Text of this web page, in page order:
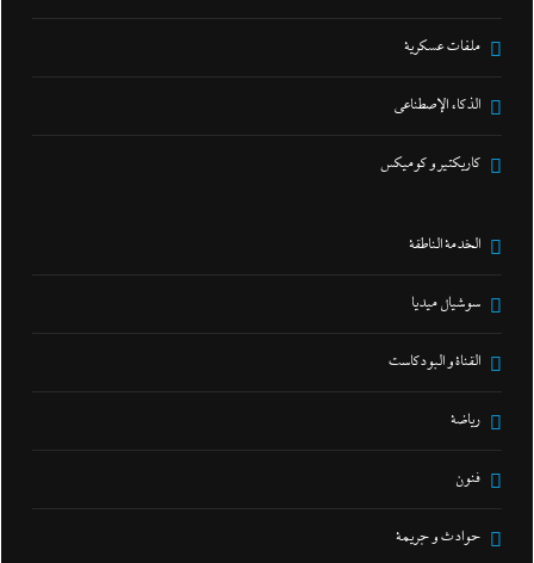
ملفات عسكرية
الذكاء الإصطناعي
كاريكتير و كوميكس
الخدمة الناطقة
سوشيال ميديا
القناة و البودكاست
رياضة
فنون
حوادث و جريمة